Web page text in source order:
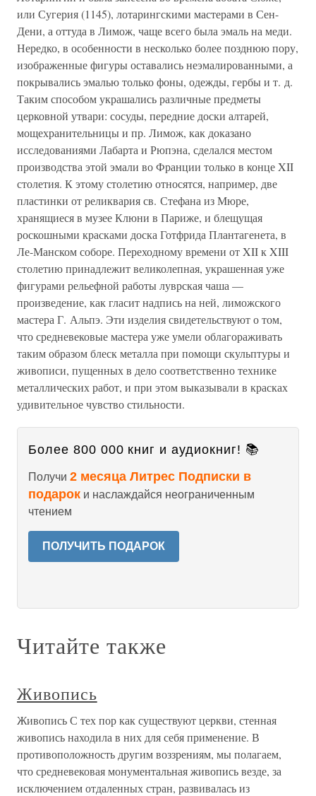
или Сугерия (1145), лотарингскими мастерами в Сен-
Дени, а оттуда в Лимож, чаще всего была эмаль на меди.
Нередко, в особенности в несколько более позднюю пору,
изображенные фигуры оставались неэмалированными, а
покрывались эмалью только фоны, одежды, гербы и т. д.
Таким способом украшались различные предметы
церковной утвари: сосуды, передние доски алтарей,
мощехранительницы и пр. Лимож, как доказано
исследованиями Лабарта и Рюпэна, сделался местом
производства этой эмали во Франции только в конце XII
столетия. К этому столетию относятся, например, две
пластинки от реликвария св. Стефана из Мюре,
хранящиеся в музее Клюни в Париже, и блещущая
роскошными красками доска Готфрида Плантагенета, в
Ле-Манском соборе. Переходному времени от XII к XIII
столетию принадлежит великолепная, украшенная уже
фигурами рельефной работы луврская чаша —
произведение, как гласит надпись на ней, лиможского
мастера Г. Альпэ. Эти изделия свидетельствуют о том,
что средневековые мастера уже умели облагораживать
таким образом блеск металла при помощи скульптуры и
живописи, пущенных в дело соответственно технике
металлических работ, и при этом выказывали в красках
удивительное чувство стильности.
Более 800 000 книг и аудиокниг! 📚
Получи 2 месяца Литрес Подписки в
подарок и наслаждайся неограниченным
чтением
ПОЛУЧИТЬ ПОДАРОК
Читайте также
Живопись
Живопись С тех пор как существуют церкви, стенная
живопись находила в них для себя применение. В
противоположность другим воззрениям, мы полагаем,
что средневековая монументальная живопись везде, за
исключением отдаленных стран, развивалась из